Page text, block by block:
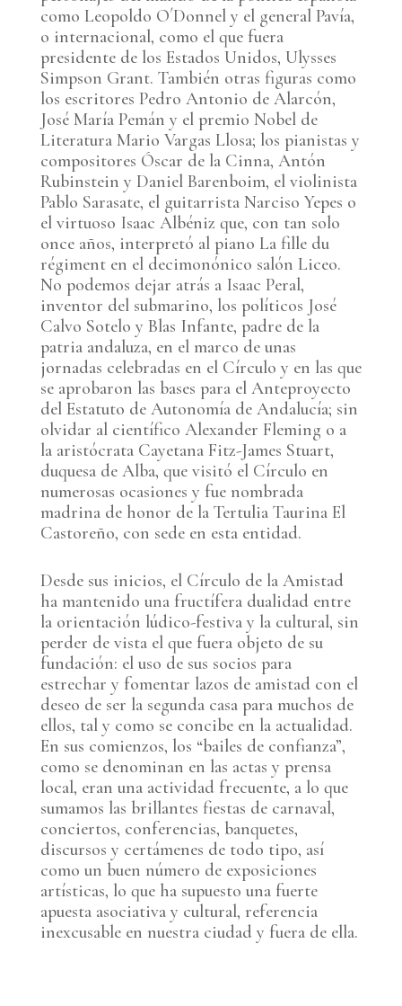
como Leopoldo O´Donnel y el general Pavía,
o internacional, como el que fuera
presidente de los Estados Unidos, Ulysses
Simpson Grant. También otras figuras como
los escritores Pedro Antonio de Alarcón,
José María Pemán y el premio Nobel de
Literatura Mario Vargas Llosa; los pianistas y
compositores Óscar de la Cinna, Antón
Rubinstein y Daniel Barenboim, el violinista
Pablo Sarasate, el guitarrista Narciso Yepes o
el virtuoso Isaac Albéniz que, con tan solo
once años, interpretó al piano La fille du
régiment en el decimonónico salón Liceo.
No podemos dejar atrás a Isaac Peral,
inventor del submarino, los políticos José
Calvo Sotelo y Blas Infante, padre de la
patria andaluza, en el marco de unas
jornadas celebradas en el Círculo y en las que
se aprobaron las bases para el Anteproyecto
del Estatuto de Autonomía de Andalucía; sin
olvidar al científico Alexander Fleming o a
la aristócrata Cayetana Fitz-James Stuart,
duquesa de Alba, que visitó el Círculo en
numerosas ocasiones y fue nombrada
madrina de honor de la Tertulia Taurina El
Castoreño, con sede en esta entidad.
Desde sus inicios, el Círculo de la Amistad
ha mantenido una fructífera dualidad entre
la orientación lúdico-festiva y la cultural, sin
perder de vista el que fuera objeto de su
fundación: el uso de sus socios para
estrechar y fomentar lazos de amistad con el
deseo de ser la segunda casa para muchos de
ellos, tal y como se concibe en la actualidad.
En sus comienzos, los “bailes de confianza”,
como se denominan en las actas y prensa
local, eran una actividad frecuente, a lo que
sumamos las brillantes fiestas de carnaval,
conciertos, conferencias, banquetes,
discursos y certámenes de todo tipo, así
como un buen número de exposiciones
artísticas, lo que ha supuesto una fuerte
apuesta asociativa y cultural, referencia
inexcusable en nuestra ciudad y fuera de ella.